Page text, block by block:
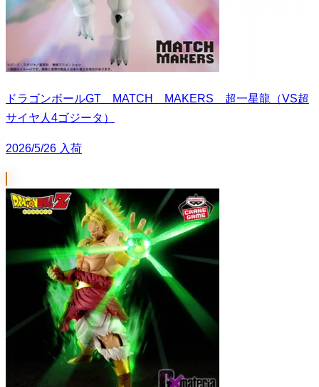
ドラゴンボールGT MATCH MAKERS 超一星龍（VS超
サイヤ人4ゴジータ）
2026/5/26 入荷